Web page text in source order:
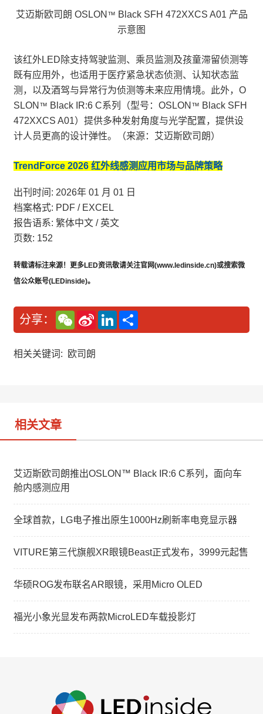
艾迈斯欧司朗 OSLON ™ Black SFH 472XXCS A01 产品
示意图
该红外LED除支持驾驶监测、乘员监测及孩童滞留侦测等
既有应用外，也适用于医疗紧急状态侦测、认知状态监
测，以及酒驾与异常行为侦测等未来应用情境。此外，O
SLON ™ Black IR:6 C系列（型号：OSLON ™ Black SFH
472XXCS A01）提供多种发射角度与光学配置，提供设
计人员更高的设计弹性。（来源： 艾迈斯欧司朗）
TrendForce 2026 红外线感测应用市场与品牌策略
出刊时间: 2026年 01 月 01 日
档案格式: PDF / EXCEL
报告语系: 繁体中文 / 英文
页数: 152
转载请标注来源！更多LED资讯敬请关注官网(www.ledinside.cn)或搜索微
信公众账号(LEDinside)。
分享：
W
e
C
a
t
S
n
L
n
相关关键词: 欧司朗
相关文章
艾迈斯欧司朗推出OSLON™ Black IR:6 C系列，面向车
舱内感测应用
全球首款，LG电子推出原生1000Hz刷新率电竞显示器
VITURE第三代旗舰XR眼镜Beast正式发布，3999元起售
华硕ROG发布联名AR眼镜，采用Micro OLED
福光小象光显发布两款MicroLED车载投影灯